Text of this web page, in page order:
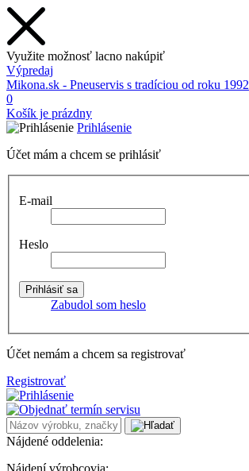
Využite možnosť lacno nakúpiť
Výpredaj
Mikona.sk - Pneuservis s tradíciou od roku 1992
0
Košík je prázdny
Prihlásenie
Účet mám a chcem se prihlásiť
E-mail
Heslo
Zabudol som heslo
Účet nemám a chcem sa registrovať
Registrovať
Nájdené oddelenia:
Nájdení výrobcovia: